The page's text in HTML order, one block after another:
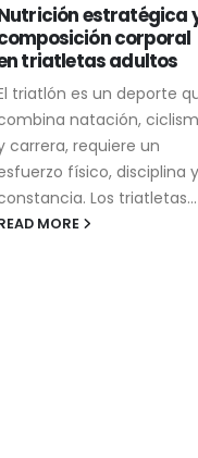
estratégica y
corporal
triatletas adultos
triatlón es un deporte que
natación, ciclismo
carrera, requiere un
físico, disciplina y
Los triatletas...
MORE